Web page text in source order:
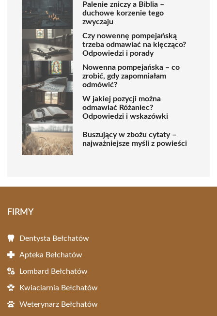
Palenie zniczy a Biblia –
duchowe korzenie tego
zwyczaju
Czy nowennę pompejańską
trzeba odmawiać na klęcząco?
Odpowiedzi i porady
Nowenna pompejańska – co
zrobić, gdy zapomniałam
odmówić?
W jakiej pozycji można
odmawiać Różaniec?
Odpowiedzi i wskazówki
Buszujący w zbożu cytaty –
najważniejsze myśli z powieści
FIRMY
Dentysta Bełchatów
Apteka Bełchatów
Lombard Bełchatów
Kwiaciarnia Bełchatów
Weterynarz Bełchatów